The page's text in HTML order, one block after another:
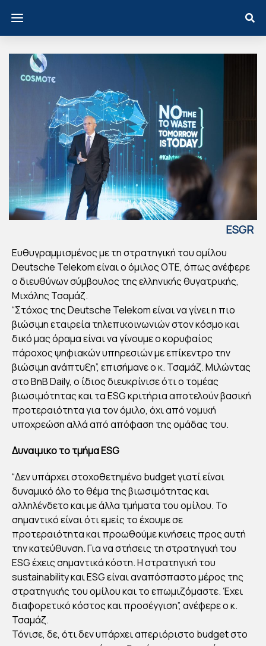
ESGR
ΟΜ
ΙΛΟ
ΟΤ
Ε:
ΔΕ
ΣΜ
ΕΥΣ
ΚΑΙ
ΡΑ
ΤΗ
ΗΣ
ΒΙΩ
ΣΙΜ
ΟΤ
Ευθυγραμμισμένος με τη στρατηγική του ομίλου
Deutsche Telekom είναι ο όμιλος ΟΤΕ, όπως ανέφερε
ο διευθύνων σύμβουλος της ελληνικής θυγατρικής,
Μιχάλης Τσαμάζ.
“Στόχος της Deutsche Telekom είναι να γίνει η πιο
βιώσιμη εταιρεία τηλεπικοινωνιών στον κόσμο και
δικό μας όραμα είναι να γίνουμε ο κορυφαίος
πάροχος ψηφιακών υπηρεσιών με επίκεντρο την
βιώσιμη ανάπτυξη”, επισήμανε ο κ. Τσαμάζ. Μιλώντας
στο BnB Daily, ο ίδιος διευκρίνισε ότι ο τομέας
βιωσιμότητας και τα ESG κριτήρια αποτελούν βασική
προτεραιότητα για τον όμιλο, όχι από νομική
υποχρεώση αλλά από απόφαση της ομάδας του.
Δυναιμικο το τμήμα ESG
“Δεν υπάρχει στοχοθετημένο budget γιατί είναι
δυναμικό όλο το θέμα της βιωσιμότητας και
αλληλένδετο και με άλλα τμήματα του ομίλου. Το
σημαντικό είναι ότι εμείς το έχουμε σε
προτεραιότητα και προωθούμε κινήσεις προς αυτή
την κατεύθυνση. Για να στήσεις τη στρατηγική του
ESG έχεις σημαντικά κόστη. Η στρατηγική του
sustainability και ESG είναι αναπόσπαστο μέρος της
στρατηγικής του ομίλου και το επωμιζόμαστε. Έχει
διαφορετικό κόστος και προσέγγιση”, ανέφερε ο κ.
Τσαμάζ.
Τόνισε, δε, ότι δεν υπάρχει απεριόριστο budget στο